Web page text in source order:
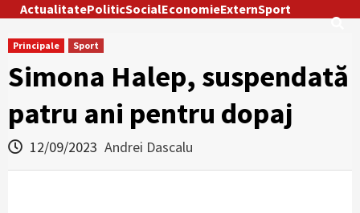
ActualitatePoliticSocialEconomieExternSport
Principale Sport
Simona Halep, suspendată
patru ani pentru dopaj
12/09/2023 Andrei Dascalu